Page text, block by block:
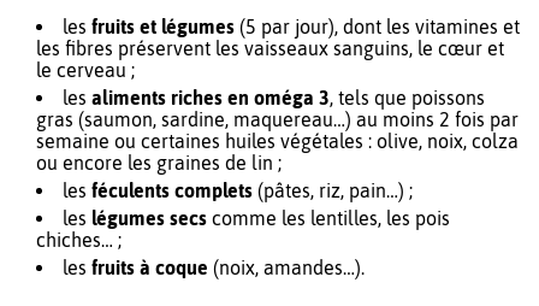
les fruits et légumes (5 par jour), dont les vitamines et
les fibres préservent les vaisseaux sanguins, le cœur et
le cerveau ;
les aliments riches en oméga 3, tels que poissons
gras (saumon, sardine, maquereau…) au moins 2 fois par
semaine ou certaines huiles végétales : olive, noix, colza
ou encore les graines de lin ;
les féculents complets (pâtes, riz, pain…) ;
les légumes secs comme les lentilles, les pois
chiches… ;
les fruits à coque (noix, amandes…).